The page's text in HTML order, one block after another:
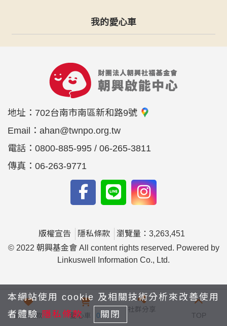
我的愛心車
地址： 702台南市南區新和路9號
Email： ahan@twnpo.org.tw
電話： 0800-885-995 / 06-265-3811
傳真： 06-263-9771
版權宣告 隱私條款
瀏覽量：3,263,451
© 2022 朝興基金會 All content rights reserved. Powered by
Linkuswell Information Co., Ltd.
我要捐款 愛心車 0
社群分享
TOP
本網站使用 cookie 及相關技術分析來改善使用
者體驗 隱私條款 關閉